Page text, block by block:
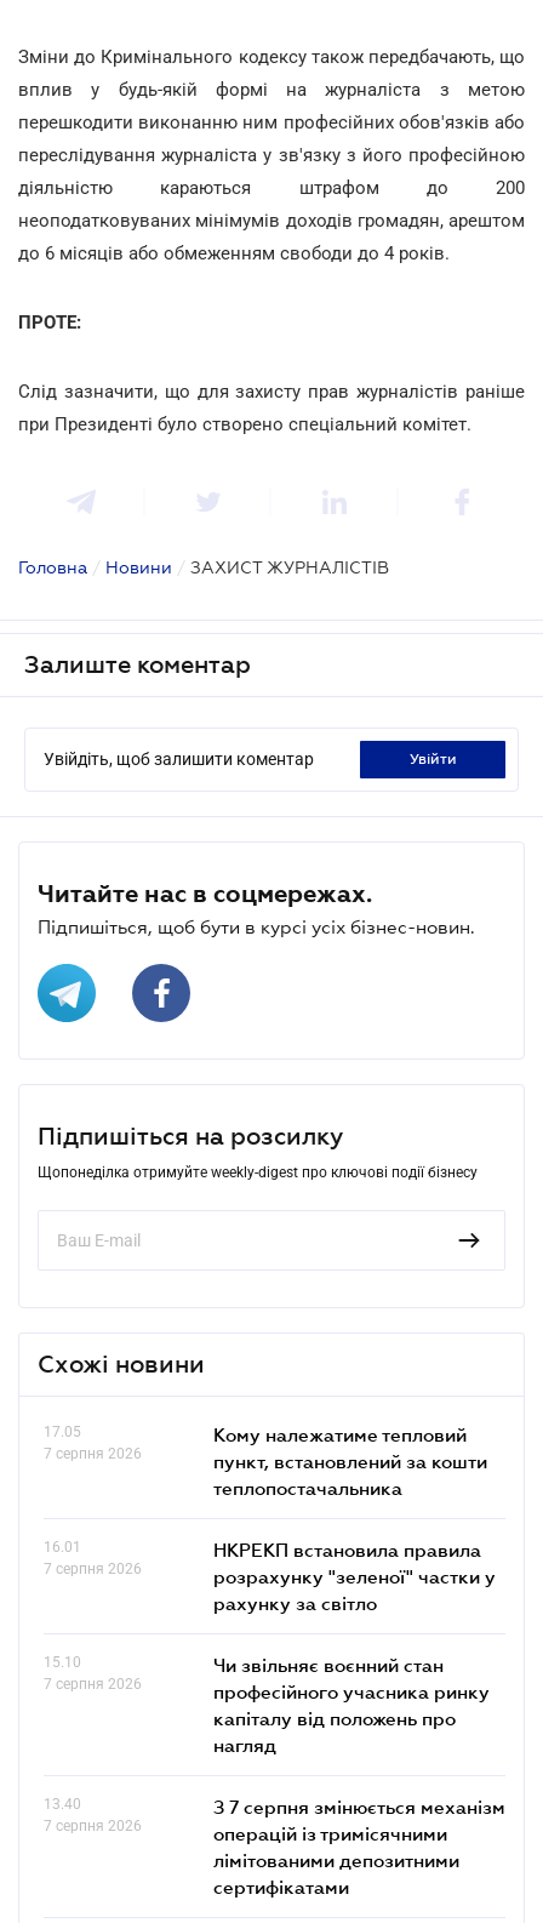
Зміни до Кримінального кодексу також передбачають, що
вплив у будь-якій формі на журналіста з метою
перешкодити виконанню ним професійних обов'язків або
переслідування журналіста у зв'язку з його професійною
діяльністю караються штрафом до 200
неоподатковуваних мінімумів доходів громадян, арештом
до 6 місяців або обмеженням свободи до 4 років.
ПРОТЕ:
Слід зазначити, що для захисту прав журналістів раніше
при Президенті було створено спеціальний комітет.
Головна / Новини / ЗАХИСТ ЖУРНАЛІСТІВ
Залиште коментар
Увійдіть, щоб залишити коментар увійти
Читайте нас в соцмережах.
Підпишіться, щоб бути в курсі усіх бізнес-новин.
Підпишіться на розсилку
Щопонеділка отримуйте weekly-digest про ключові події бізнесу
Схожі новини
17.05
7 серпня 2026
Кому належатиме тепловий
пункт, встановлений за кошти
теплопостачальника
16.01
7 серпня 2026
НКРЕКП встановила правила
розрахунку "зеленої" частки у
рахунку за світло
15.10
7 серпня 2026
Чи звільняє воєнний стан
професійного учасника ринку
капіталу від положень про
нагляд
13.40
7 серпня 2026
З 7 серпня змінюється механізм
операцій із тримісячними
лімітованими депозитними
сертифікатами